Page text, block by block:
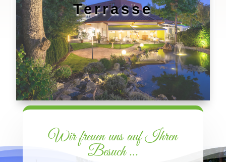
Terrasse
Wir freuen uns auf Ihren
Besuch …